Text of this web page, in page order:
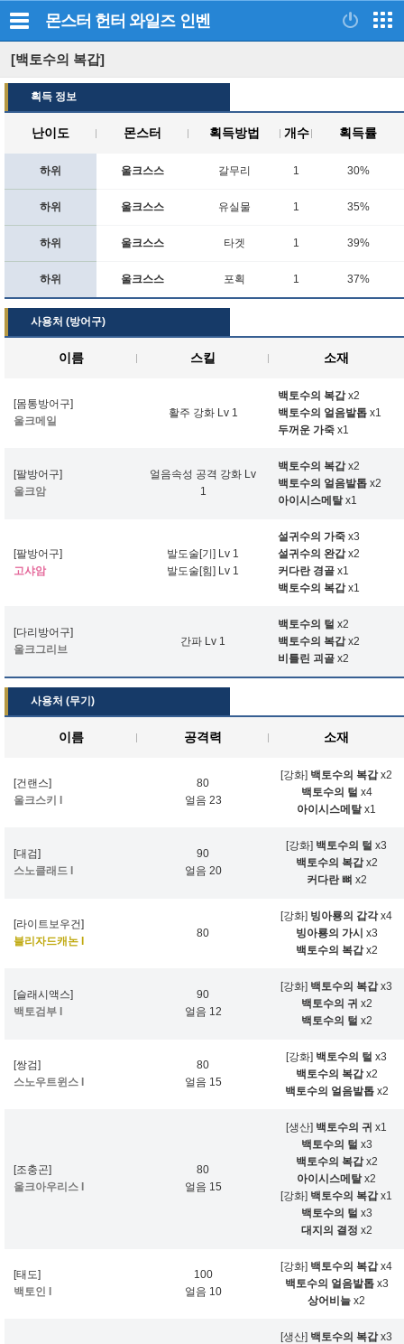
몬스터 헌터 와일즈 인벤
[백토수의 복갑]
획득 정보
난이도 몬스터 획득방법 개수 획득률
하위 울크스스 갈무리 1 30%
하위 울크스스 유실물 1 35%
하위 울크스스 타겟 1 39%
하위 울크스스 포획 1 37%
사용처 (방어구)
이름 스킬 소재
[몸통방어구]
울크메일
활주 강화 Lv 1
백토수의 복갑x2
백토수의 얼음발톱 x1
두꺼운 가죽 x1
[팔방어구]
울크암
얼음속성 공격 강화 Lv
1
백토수의 복갑x2
백토수의 얼음발톱 x2
아이시스메탈x1
[팔방어구]
고샤암
발도술[기] Lv 1
발도술[힘] Lv 1
설귀수의 가죽 x3
설귀수의 완갑x2
커다란 경골 x1
백토수의 복갑x1
[다리방어구]
울크그리브
간파 Lv 1
백토수의 털 x2
백토수의 복갑x2
비틀린 괴골 x2
사용처 (무기)
이름 공격력 소재
[건랜스]
울크스키 I
80
얼음 23
[강화] 백토수의 복갑x2
백토수의 털 x4
아이시스메탈x1
[대검]
스노클래드 I
90
얼음 20
[강화] 백토수의 털 x3
백토수의 복갑x2
커다란 뼈 x2
[라이트보우건]
블리자드캐논 I
80
[강화] 빙아룡의 갑각x4
빙아룡의 가시 x3
백토수의 복갑x2
[슬래시액스]
백토검부 I
90
얼음 12
[강화] 백토수의 복갑x3
백토수의 귀 x2
백토수의 털 x2
[쌍검]
스노우트윈스 I
80
얼음 15
[강화] 백토수의 털 x3
백토수의 복갑x2
백토수의 얼음발톱x2
[조충곤]
울크아우리스 I
80
얼음 15
[생산] 백토수의 귀 x1
백토수의 털 x3
백토수의 복갑x2
아이시스메탈x2
[강화] 백토수의 복갑x1
백토수의 털 x3
대지의 결정 x2
[태도]
백토인 I
100
얼음 10
[강화] 백토수의 복갑x4
백토수의 얼음발톱x3
상어비늘 x2
[생산] 백토수의 복갑x3